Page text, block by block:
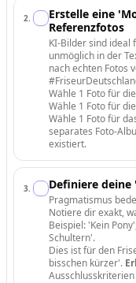
2.
Erstelle eine
Referenzfotos
KI-Bilder sind ideal
unmöglich in der
nach echten Fotos
Wähle 1 Foto für die
Wähle 1 Foto für die
Wähle 1 Foto für
separates Foto-
existiert.
3. Definiere
Pragmatismus
Notiere dir exakt,
Beispiel: 'Kein
Schultern'.
Dies ist für den
bisschen kürzer'.